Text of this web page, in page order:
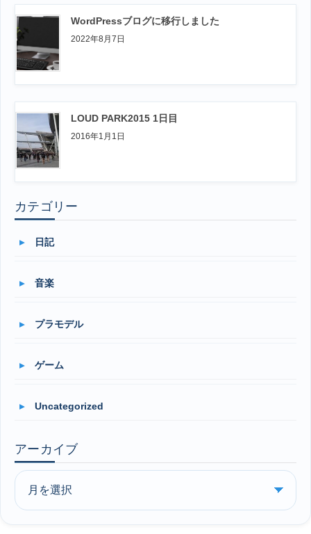
WordPressブログに移行しました
2022年8月7日
LOUD PARK2015 1日目
2016年1月1日
カテゴリー
日記
音楽
プラモデル
ゲーム
Uncategorized
アーカイブ